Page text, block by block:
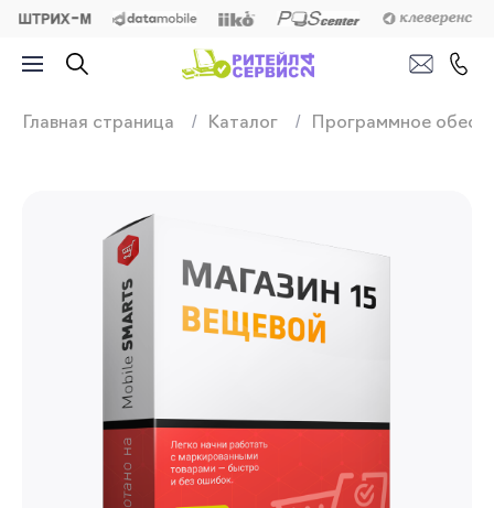
Продажа,
Главная страница Каталог Программное